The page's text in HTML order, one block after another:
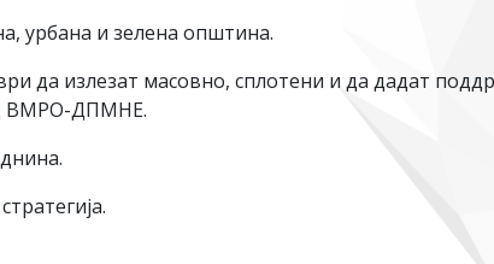
урбана и зелена општина.
да излезат масовно, сплотени и да дадат
ВМРО-ДПМНЕ.